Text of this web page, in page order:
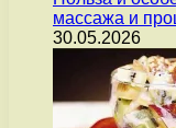
массажа и
30.05.2026